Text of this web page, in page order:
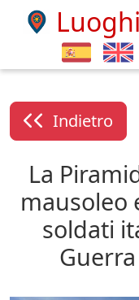
Indietro
La
mausoleo
soldati